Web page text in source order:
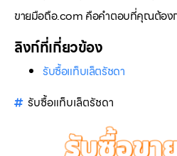
ขายมือถือ.com คือคำตอบที่คุณต้อง
ลิงก์ที่เกี่ยวข้อง
รับซื้อแท็บเล็ตรัชดา
รับซื้อแท็บเล็ตรัชดา